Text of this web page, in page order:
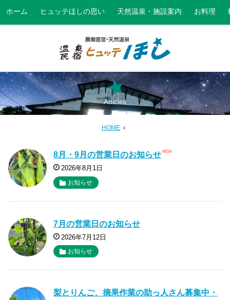
ホーム ヒュッテほしの思い 天然温泉・施設案内 お料理
Articles
HOME
8月・9月の営業日のお知らせ NEW
2026年8月1日
お知らせ
7月の営業日のお知らせ
2026年7月12日
お知らせ
梨とりんご、摘果作業の助っ人さん募集中・